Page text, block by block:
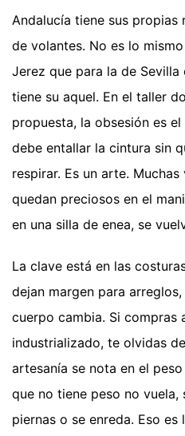
Andalucía tiene sus propias
de volantes. No es lo
Jerez que para la de Sevilla
tiene su aquel. En el taller
propuesta, la obsesión es
debe entallar la cintura sin
respirar. Es un arte.
quedan preciosos en el
en una silla de enea, se
La clave está en las
dejan margen para
cuerpo cambia. Si compras
industrializado, te olvidas
artesanía se nota en el
que no tiene peso no vuela,
piernas o se enreda. Eso